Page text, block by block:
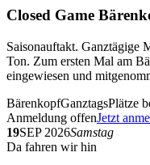
Closed Game
Saisonauftakt. Ganztägige
Ton. Zum ersten Mal am
eingewiesen und
BärenkopfGanztagsPlätze
Anmeldung offenJetzt
19SEP 2026Samstag
Da fahren wir hin